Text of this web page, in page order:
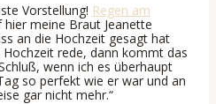
Vorstellung! Regen am
hier meine Braut Jeanette
an die Hochzeit gesagt hat
Hochzeit rede, dann kommt das
wenn ich es überhaupt
so perfekt wie er war und an
gar nicht mehr.“